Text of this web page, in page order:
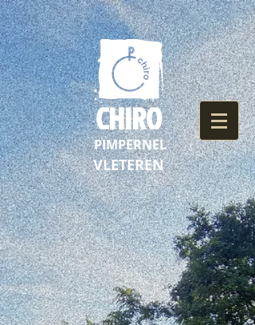
CHIRO
PIMPERNEL
VLETEREN